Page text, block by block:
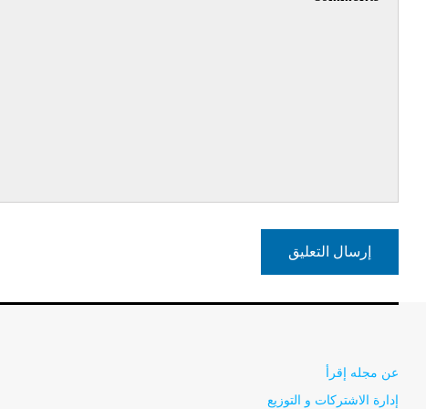
عن مجله إقرأ
إدارة الاشتركات و التوزيع